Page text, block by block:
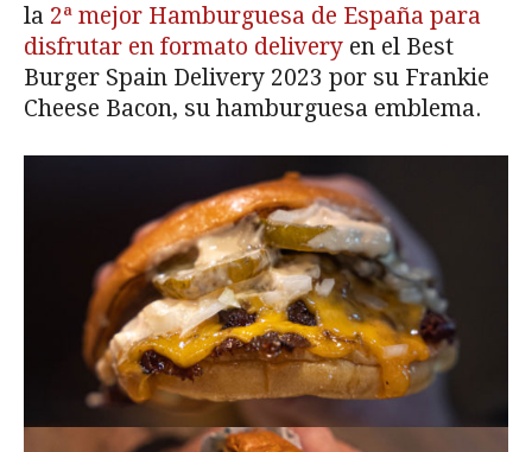
la 2ª mejor Hamburguesa de España para
disfrutar en formato delivery en el Best
Burger Spain Delivery 2023 por su Frankie
Cheese Bacon, su hamburguesa emblema.